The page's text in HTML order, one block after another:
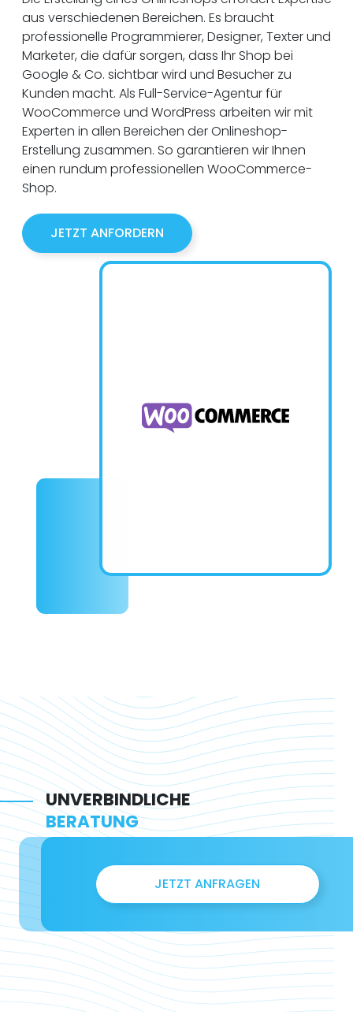
aus verschiedenen Bereichen. Es braucht
professionelle Programmierer, Designer, Texter und
Marketer, die dafür sorgen, dass Ihr Shop bei
Google & Co. sichtbar wird und Besucher zu
Kunden macht. Als Full-Service-Agentur für
WooCommerce und WordPress arbeiten wir mit
Experten in allen Bereichen der Onlineshop-
Erstellung zusammen. So garantieren wir Ihnen
einen rundum professionellen WooCommerce-
Shop.
JETZT ANFORDERN
UNVERBINDLICHE
BERATUNG
JETZT ANFRAGEN